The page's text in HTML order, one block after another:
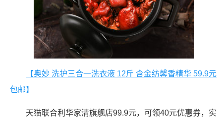
【奥妙 洗护三合一洗衣液 12斤 含金纺馨香精华 59.9元
包邮】
天猫联合利华家清旗舰店99.9元，可领40元优惠券，实